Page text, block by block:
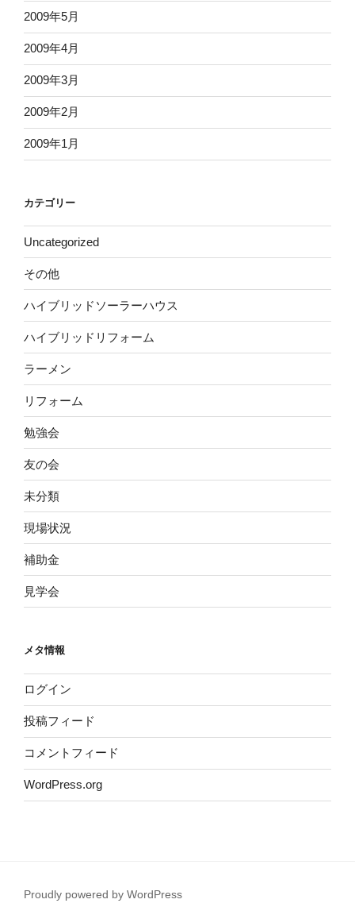
2009年5月
2009年4月
2009年3月
2009年2月
2009年1月
カテゴリー
Uncategorized
その他
ハイブリッドソーラーハウス
ハイブリッドリフォーム
ラーメン
リフォーム
勉強会
友の会
未分類
現場状況
補助金
見学会
メタ情報
ログイン
投稿フィード
コメントフィード
WordPress.org
Proudly powered by WordPress